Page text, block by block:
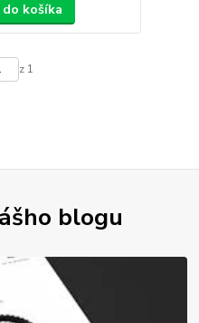
košíka
z 1
blogu